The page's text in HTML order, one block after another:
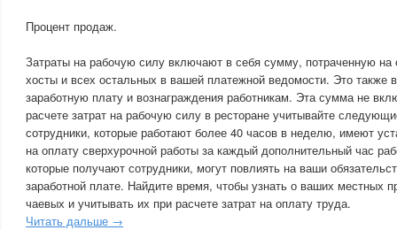
Процент продаж.
Затраты на рабочую силу включают в себя сумму, потраченную
хосты и всех остальных в вашей платежной ведомости. Это также
заработную плату и вознаграждения работникам. Эта сумма не
расчете затрат на рабочую силу в ресторане учитывайте
сотрудники, которые работают более 40 часов в неделю, имеют
на оплату сверхурочной работы за каждый дополнительный час
которые получают сотрудники, могут повлиять на ваши
заработной плате. Найдите время, чтобы узнать о ваших местных
чаевых и учитывать их при расчете затрат на оплату труда.
Читать дальше →